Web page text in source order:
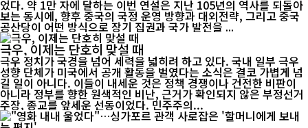
었다. 약 1만 자에 달하는 이번 연설은 지난 105년의 역사를 되돌아
보는 동시에, 향후 중국의 국정 운영 방향과 대외전략, 그리고 중국
공산당이 어떤 방식으로 장기 집권과 국가 발전을 ...
극우, 이제는 단호히 맞설 때
극우 정치가 국경을 넘어 세력을 넓히려 하고 있다. 국내 일부 극우
성향 단체가 미국에서 공개 활동을 벌였다는 소식은 결코 가볍게 넘
길 일이 아니다. 이들이 내세운 것은 정책 경쟁이나 건전한 비판이
아니라 정부를 향한 원색적인 비난, 근거가 확인되지 않은 부정선거
주장, 종교를 앞세운 선동이었다. 민주주의...